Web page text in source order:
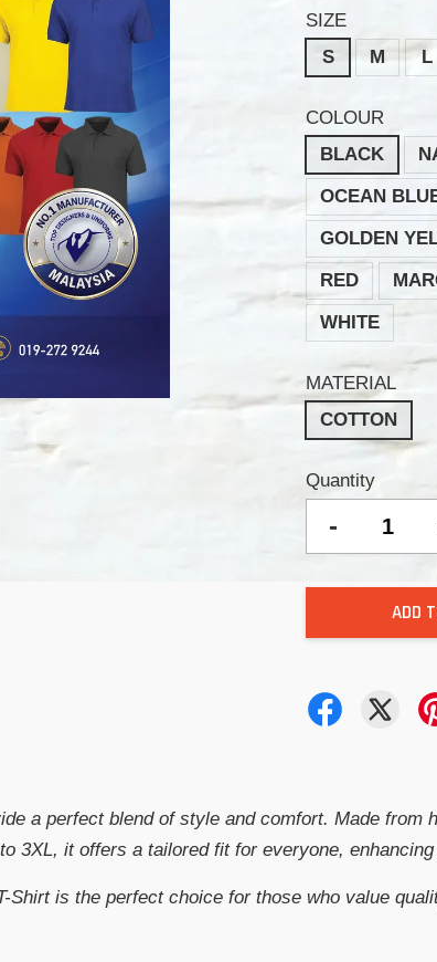
SIZE
S
M L
COLOUR
BLACK
OCEAN
GOLDEN
RED
WHITE
MATERIAL
COTTON
Quantity
-
ADD
a perfect blend of style and comfort. Made
3XL, it offers a tailored fit for everyone,
is the perfect choice for those who value